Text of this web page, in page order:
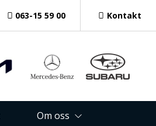
063-15 59 00 Kontakt
Om oss